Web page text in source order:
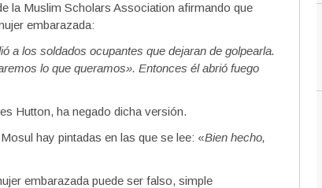
la Muslim Scholars Association afirmando que
embarazada:
a los soldados ocupantes que dejaran de golpearla.
lo que queramos». Entonces él abrió fuego
Hutton, ha negado dicha versión.
hay pintadas en las que se lee: «Bien hecho,
embarazada puede ser falso, simple